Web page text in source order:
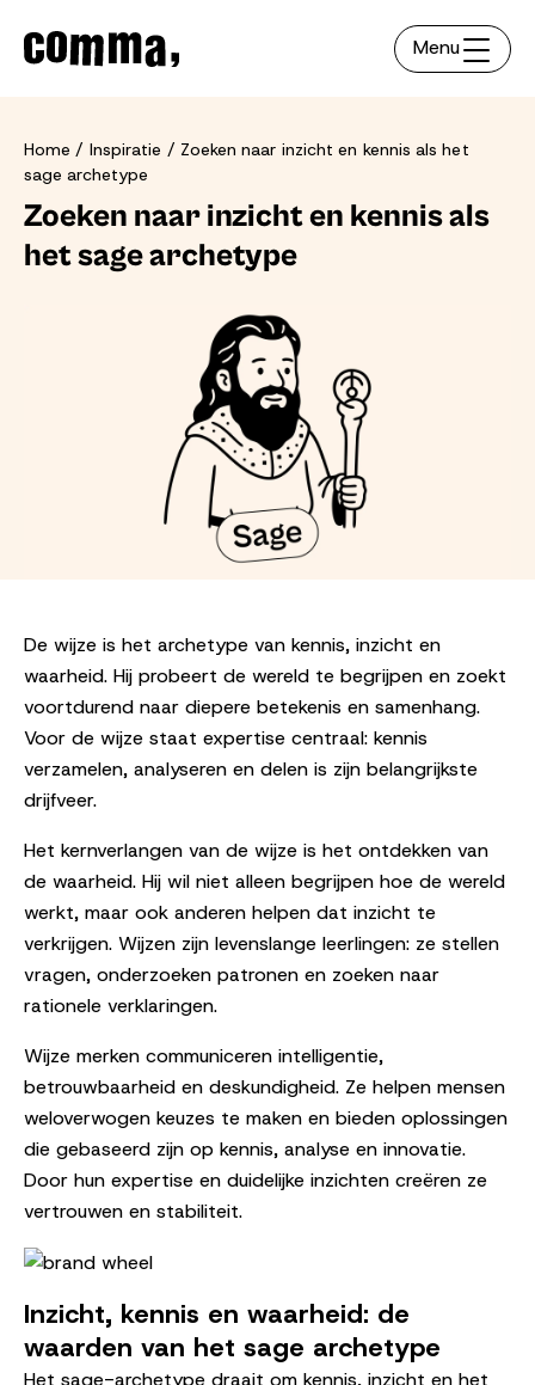
Menu
Home Inspiratie
Zoeken naar inzicht en kennis als het
sage archetype
Zoeken naar inzicht en kennis als
het sage archetype
De wijze is het archetype van kennis, inzicht en
waarheid. Hij probeert de wereld te begrijpen en zoekt
voortdurend naar diepere betekenis en samenhang.
Voor de wijze staat expertise centraal: kennis
verzamelen, analyseren en delen is zijn belangrijkste
drijfveer.
Het kernverlangen van de wijze is het ontdekken van
de waarheid. Hij wil niet alleen begrijpen hoe de wereld
werkt, maar ook anderen helpen dat inzicht te
verkrijgen. Wijzen zijn levenslange leerlingen: ze stellen
vragen, onderzoeken patronen en zoeken naar
rationele verklaringen.
Wijze merken communiceren intelligentie,
betrouwbaarheid en deskundigheid. Ze helpen mensen
weloverwogen keuzes te maken en bieden oplossingen
die gebaseerd zijn op kennis, analyse en innovatie.
Door hun expertise en duidelijke inzichten creëren ze
vertrouwen en stabiliteit.
Inzicht, kennis en waarheid: de
waarden van het sage archetype
Het sage-archetype draait om kennis, inzicht en het